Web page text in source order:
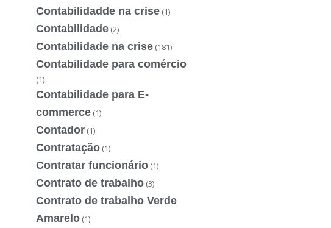
Contabilidadde na crise (1)
Contabilidade (2)
Contabilidade na crise (181)
Contabilidade para comércio
(1)
Contabilidade para E-
commerce (1)
Contador (1)
Contratação (1)
Contratar funcionário (1)
Contrato de trabalho (3)
Contrato de trabalho Verde
Amarelo (1)